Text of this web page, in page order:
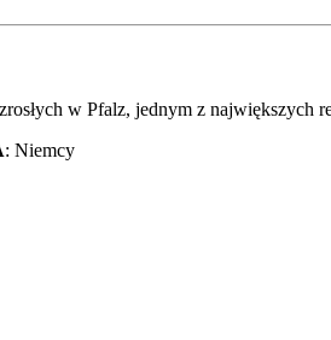
w Pfalz, jednym z
: Niemcy